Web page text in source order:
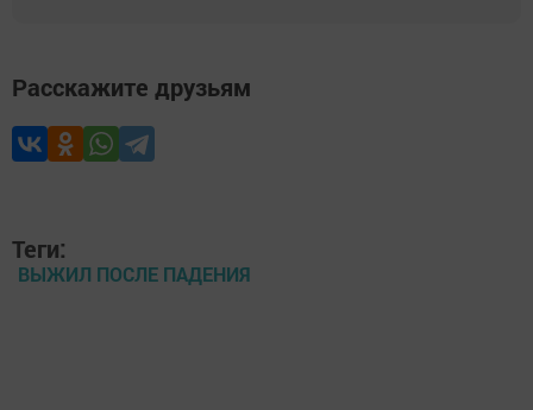
Расскажите друзьям
Теги:
ВЫЖИЛ ПОСЛЕ ПАДЕНИЯ